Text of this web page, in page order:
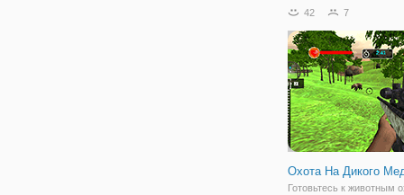
помочь нашему
Наслаждайтесь этой
замечательной
игрой, разговаривая со
42 7
Охота На Дикого
Готовьтесь к животным